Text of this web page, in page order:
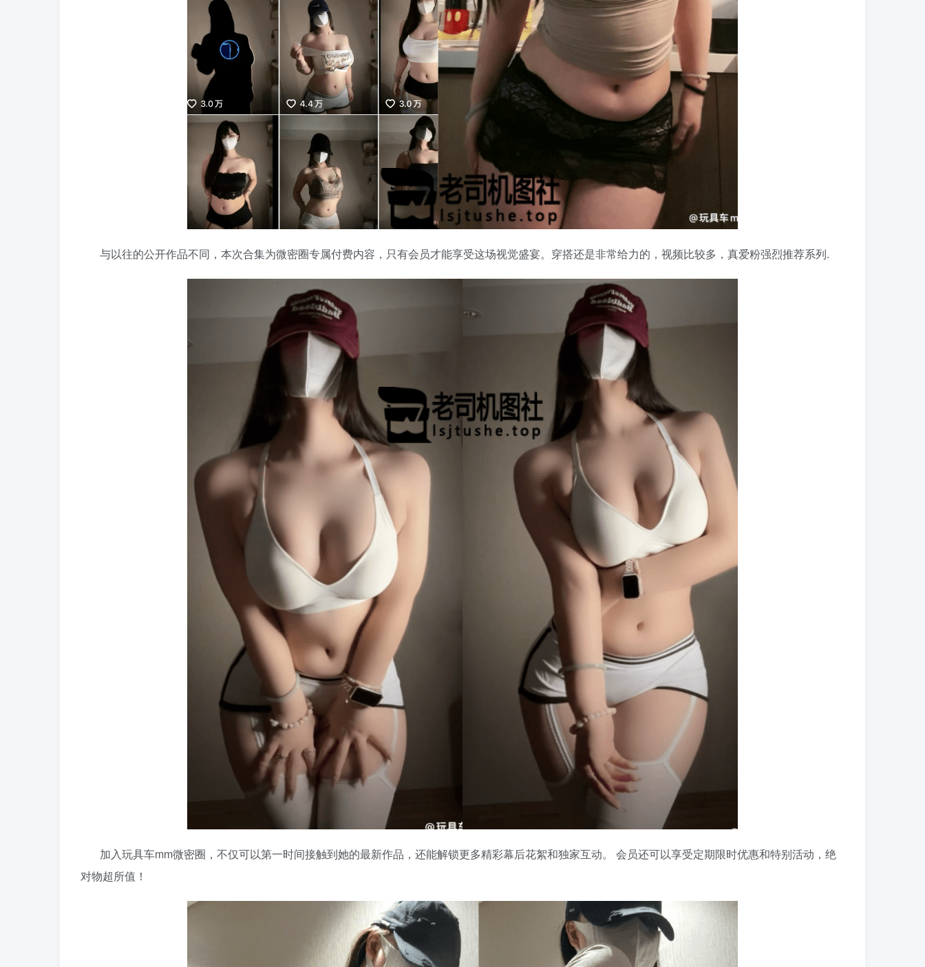
与以往的公开作品不同，本次合集为微密圈专属付费内容，只有会员才能享受这场视觉盛宴。穿搭还是非常给力的，视频比较多，真爱粉强烈推荐系列.
加入玩具车mm微密圈，不仅可以第一时间接触到她的最新作品，还能解锁更多精彩幕后花絮和独家互动。 会员还可以享受定期限时优惠和特别活动，绝
对物超所值！